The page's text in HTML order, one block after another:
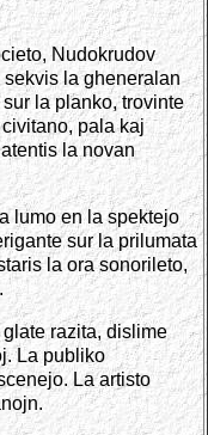
Nudokrudov
la gheneralan
la planko, trovinte
pala kaj
la novan
lumo en la spektejo
sur la prilumata
la ora sonorileto,
razita, dislime
La publiko
La artisto